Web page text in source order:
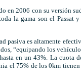
en 2006 con su versión
la gama son el Passat
pasiva es altamente
“equipando los
en un 43%. La cuota
el 75% de los 0km